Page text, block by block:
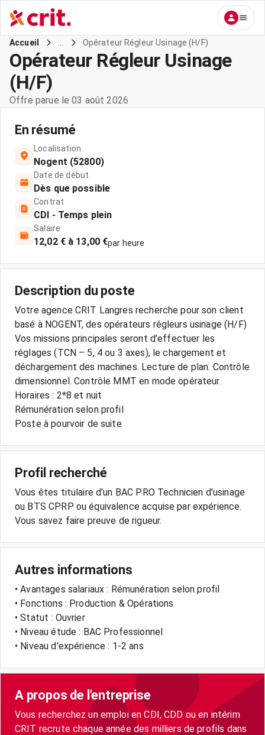
Accueil Opérateur Régleur Usinage (H/F)
Opérateur Régleur Usinage
(H/F)
Offre parue le 03 août 2026
En résumé
Localisation
Nogent (52800)
Date de début
Dès que possible
Contrat
CDI - Temps plein
Salaire
12,02 € à 13,00 €par heure
Description du poste
Votre agence CRIT Langres recherche pour son client
basé à NOGENT, des opérateurs régleurs usinage (H/F)
Vos missions principales seront d'effectuer les
réglages (TCN – 5, 4 ou 3 axes), le chargement et
déchargement des machines. Lecture de plan. Contrôle
dimensionnel. Contrôle MMT en mode opérateur.
Horaires : 2*8 et nuit
Rémunération selon profil
Poste à pourvoir de suite
Profil recherché
Vous êtes titulaire d’un BAC PRO Technicien d’usinage
ou BTS CPRP ou équivalence acquise par expérience.
Vous savez faire preuve de rigueur.
Autres informations
• Avantages salariaux : Rémunération selon profil
• Fonctions : Production & Opérations
• Statut : Ouvrier
• Niveau étude : BAC Professionnel
• Niveau d'expérience : 1-2 ans
A propos de l'entreprise
Vous recherchez un emploi en CDI, CDD ou en intérim
CRIT recrute chaque année des milliers de profils dans